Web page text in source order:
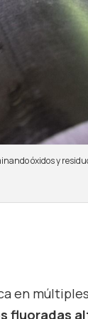
óxidos y
en
fluoradas